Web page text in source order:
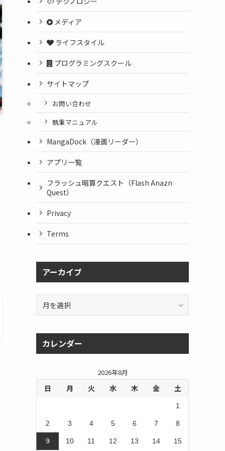
メディア
ライフスタイル
プログラミングスクール
サイトマップ
お問い合わせ
執筆マニュアル
MangaDock（漫画リーダー）
アプリ一覧
フラッシュ暗算クエスト（Flash Anazn
Quest）
Privacy
Terms
アーカイブ
イ
カレンダー
2026年8月
日 月 火 水 木 金 土
1
2 3 4 5 6 7 8
9 10 11 12 13 14 15